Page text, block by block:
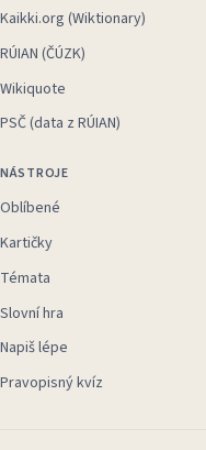
Kaikki.org (Wiktionary)
RÚIAN (ČÚZK)
Wikiquote
PSČ (data z RÚIAN)
NÁSTROJE
Oblíbené
Kartičky
Témata
Slovní hra
Napiš lépe
Pravopisný kvíz